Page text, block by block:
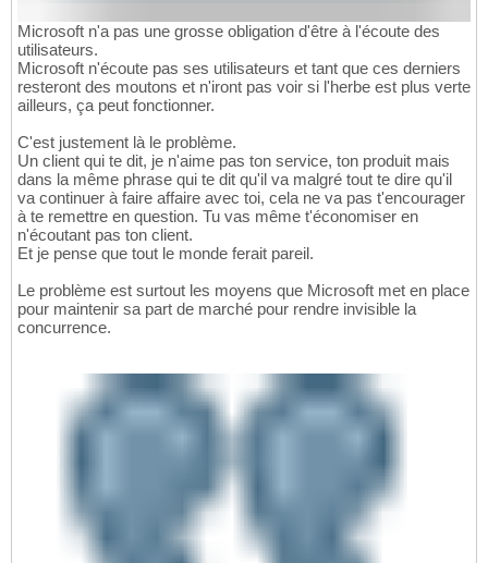
Microsoft n'a pas une grosse obligation d'être à l'écoute des
utilisateurs.
Microsoft n'écoute pas ses utilisateurs et tant que ces derniers
resteront des moutons et n'iront pas voir si l'herbe est plus verte
ailleurs, ça peut fonctionner.
C'est justement là le problème.
Un client qui te dit, je n'aime pas ton service, ton produit mais
dans la même phrase qui te dit qu'il va malgré tout te dire qu'il
va continuer à faire affaire avec toi, cela ne va pas t'encourager
à te remettre en question. Tu vas même t'économiser en
n'écoutant pas ton client.
Et je pense que tout le monde ferait pareil.
Le problème est surtout les moyens que Microsoft met en place
pour maintenir sa part de marché pour rendre invisible la
concurrence.